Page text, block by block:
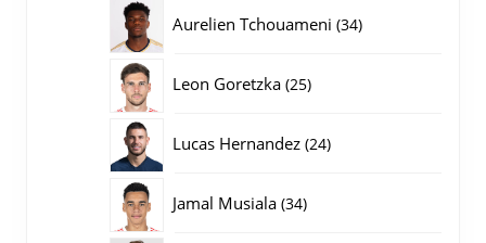
Aurelien Tchouameni 3434
Leon Goretzka 2525
Lucas Hernandez 2424
Jamal Musiala 3434